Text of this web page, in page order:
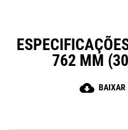
762 MM
cloud_download BAIXAR